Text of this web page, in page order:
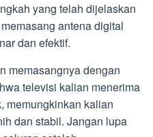
yang telah dijelaskan
antena digital
dan efektif.
memasangnya dengan
televisi kalian menerima
memungkinkan kalian
dan stabil. Jangan lupa